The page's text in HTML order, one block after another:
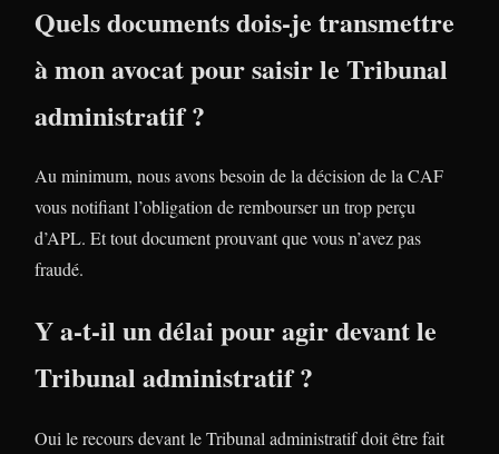
Quels documents dois-je transmettre
à mon avocat pour saisir le Tribunal
administratif ?
Au minimum, nous avons besoin de la décision de la CAF
vous notifiant l’obligation de rembourser un trop perçu
d’APL. Et tout document prouvant que vous n’avez pas
fraudé.
Y a-t-il un délai pour agir devant le
Tribunal administratif ?
Oui le recours devant le Tribunal administratif doit être fait